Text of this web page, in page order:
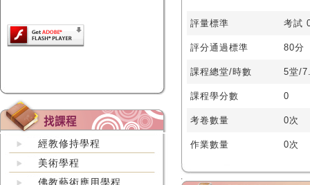
經教修持學程
美術學程
佛教藝術應用學程
評量標準 考試
評分通過標準 80分
課程總堂/時數 5堂/
課程學分數 0
考卷數量 0次
作業數量 0次